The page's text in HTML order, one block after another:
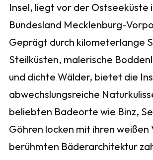
Insel, liegt vor der Ostseeküste
Bundesland Mecklenburg-
Geprägt durch kilometerlange
Steilküsten, malerische
und dichte Wälder, bietet die
abwechslungsreiche
beliebten Badeorte wie Binz,
Göhren locken mit ihren weißen
berühmten Bäderarchitektur